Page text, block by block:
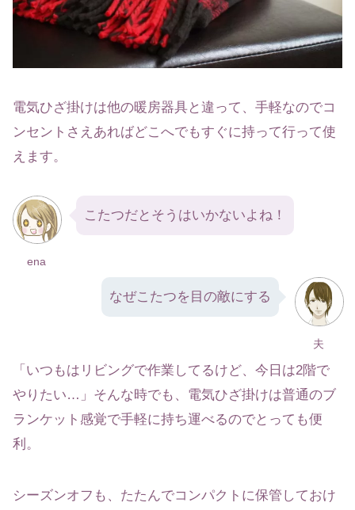
電気ひざ掛けは他の暖房器具と違って、手軽なのでコ
ンセントさえあればどこへでもすぐに持って行って使
えます。
ena
こたつだとそうはいかないよね！
夫
なぜこたつを目の敵にする
「いつもはリビングで作業してるけど、今日は2階で
やりたい…」そんな時でも、電気ひざ掛けは普通のブ
ランケット感覚で手軽に持ち運べるのでとっても便
利。
シーズンオフも、たたんでコンパクトに保管しておけ